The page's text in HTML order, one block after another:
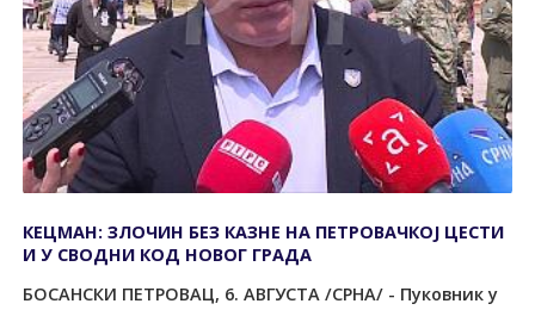
КЕЦМАН: ЗЛОЧИН БЕЗ КАЗНЕ НА ПЕТРОВАЧКОЈ ЦЕСТИ
И У СВОДНИ КОД НОВОГ ГРАДА
БОСАНСКИ ПЕТРОВАЦ, 6. АВГУСТА /СРНА/ - Пуковник у